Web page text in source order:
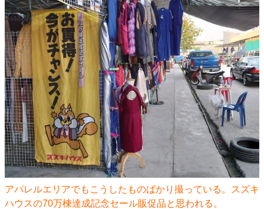
アパレルエリアでもこうしたものばかり撮っている。スズキ
ハウスの70万棟達成記念セール販促品と思われる。